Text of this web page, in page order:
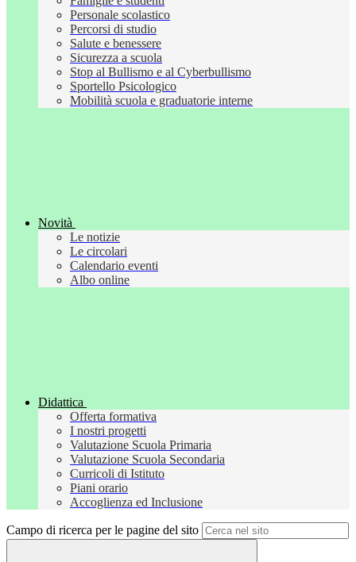
Personale scolastico
Percorsi di studio
Salute e benessere
Sicurezza a scuola
Stop al Bullismo e al Cyberbullismo
Sportello Psicologico
Mobilità scuola e graduatorie interne
Novità
Le notizie
Le circolari
Calendario eventi
Albo online
Didattica
Offerta formativa
I nostri progetti
Valutazione Scuola Primaria
Valutazione Scuola Secondaria
Curricoli di Istituto
Piani orario
Accoglienza ed Inclusione
Campo di ricerca per le pagine del sito